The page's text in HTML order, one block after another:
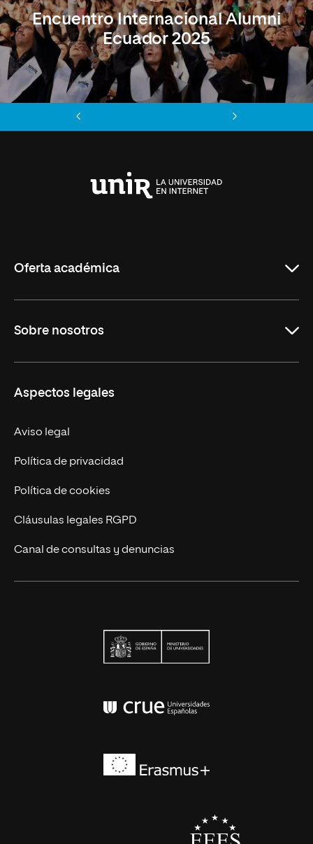
Encuentro Internacional Alumni
Ecuador 2025
Oferta académica
Formación Continua
Sobre nosotros
Trabaja en UNIR
Actualidad
Contáctanos
Aspectos legales
Aviso legal
Política de privacidad
Política de cookies
Cláusulas legales RGPD
Canal de consultas y denuncias